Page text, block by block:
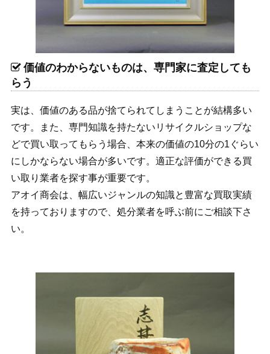
価値のわからないものは、専門家に査定しても
らう
実は、価値のある品が捨てられてしまうことが結構多い
です。また、専門知識を持たないリサイクルショップな
どで買い取ってもらう場合、本来の価値の10分の1ぐらい
にしかならない場合が多いです。適正な評価ができる買
い取り業者を探す事が重要です。
アオイ商会は、幅広いジャンルの知識と豊富な買取実績
を持っておりますので、処分業者を呼ぶ前にご相談下さ
い。